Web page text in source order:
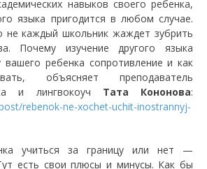
навыков своего ребенка,
языка пригодится в любом случае.
не каждый школьник жаждет зубрить
Почему изучение другого языка
ребенка сопротивление и как
объясняет преподаватель
и лингвокоуч Тата Кононова:
rebenok-ne-xochet-uchit-inostrannyj-
учиться за границу или нет —
есть свои плюсы и минусы. Как бы